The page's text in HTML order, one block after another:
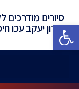
פתח סרגל נגישות
סיורים מודרכים
זכרון יעקב עכו